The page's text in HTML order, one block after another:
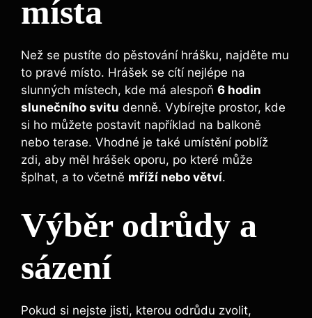
místa
Než se pustíte do pěstování hrášku, najděte mu
to pravé místo. Hrášek se cítí nejlépe na
slunných místech, kde má alespoň 6 hodin
slunečního svitu denně. Vybírejte prostor, kde
si ho můžete postavit například na balkoně
nebo terase. Vhodné je také umístění poblíž
zdi, aby měl hrášek oporu, po které může
šplhat, a to včetně mříží nebo větví.
Výběr odrůdy a
sázení
Pokud si nejste jisti, kterou odrůdu zvolit,